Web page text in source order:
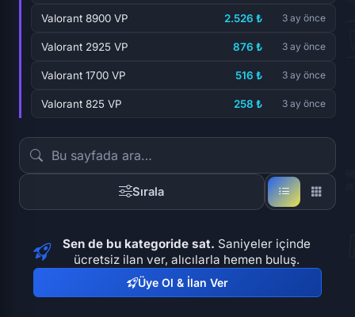
Valorant 8900 VP 2.526 ₺ 3 ay önce
Valorant 2925 VP 876 ₺ 3 ay önce
Valorant 1700 VP 516 ₺ 3 ay önce
Valorant 825 VP 258 ₺ 3 ay önce
Sırala
Sen de bu kategoride sat. Saniyeler içinde
ücretsiz ilan ver, alıcılarla hemen buluş.
Üye Ol & İlan Ver